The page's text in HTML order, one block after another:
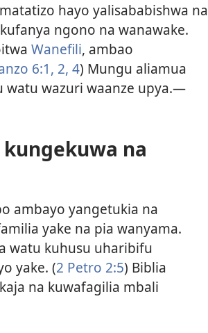
hayo yalisababishwa na
ngono na wanawake.
Wanefili, ambao
6:1, 2, 4) Mungu aliamua
watu wazuri waanze upya.—
na
ambayo yangetukia na
yake na pia wanyama.
watu kuhusu uharibifu
yake. (2 Petro 2:5) Biblia
na kuwafagilia mbali